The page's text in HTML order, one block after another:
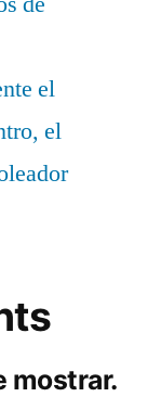
el
el
mostrar.